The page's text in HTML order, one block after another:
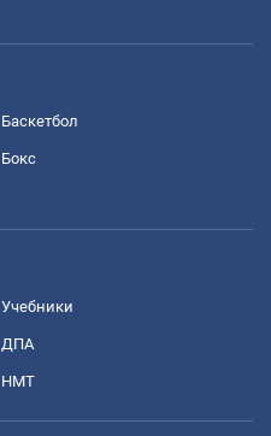
Баскетбол
Бокс
Учебники
ДПА
НМТ